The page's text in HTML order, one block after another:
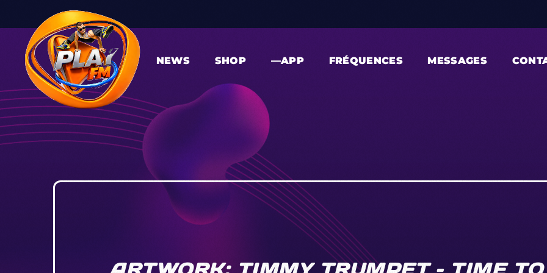
NEWS SHOP —APP FRÉQUENCES MESSAGES